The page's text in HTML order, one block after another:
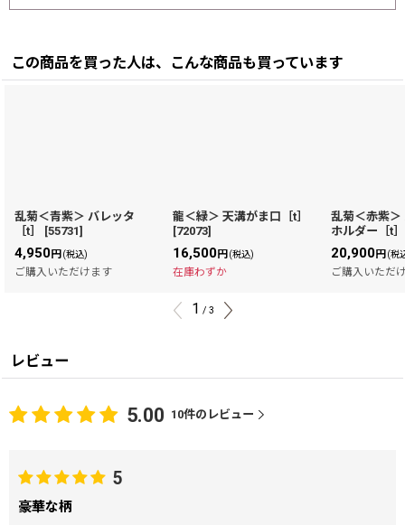
この商品を買った人は、こんな商品も買っています
乱菊＜青紫＞ バレッタ
［t］
[55731]
4,950円 (税込)
ご購入いただけます
龍＜緑＞ 天溝がま口［t］
[72073]
16,500円 (税込)
在庫わずか
乱菊＜赤紫＞
ホルダー［t］
20,900円 (税
ご購入いただ
1 / 3
レビュー
5.00 10件のレビュー
5
豪華な柄